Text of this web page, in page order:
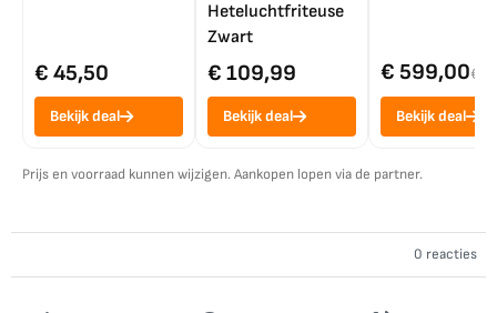
€ 45,50
Bekijk deal
Heteluchtfriteuse
Zwart
€ 109,99
Bekijk deal
€ 599,00€
Bekijk deal
Prijs en voorraad kunnen wijzigen. Aankopen lopen via de partner.
0 reacties